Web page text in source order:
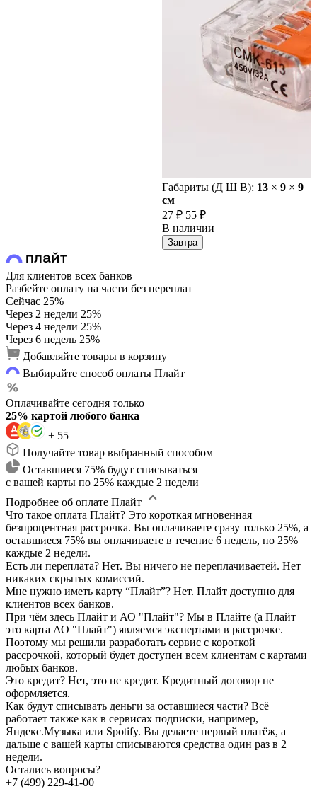
Габариты (Д Ш В): 13 × 9 × 9
cм
27 ₽ 55 ₽
В наличии
Завтра
Для клиентов всех банков
Разбейте оплату на части без переплат
Сейчас 25%
Через 2 недели 25%
Через 4 недели 25%
Через 6 недель 25%
Добавляйте товары в корзину
Выбирайте способ оплаты Плайт
Оплачивайте сегодня только
25% картой любого банка
+ 55
Получайте товар выбранный способом
Оставшиеся 75% будут списываться
с вашей карты по 25% каждые 2 недели
Подробнее об оплате Плайт
Что такое оплата Плайт? Это короткая мгновенная
безпроцентная рассрочка. Вы оплачиваете сразу только 25%, а
оставшиеся 75% вы оплачиваете в течение 6 недель, по 25%
каждые 2 недели.
Есть ли переплата? Нет. Вы ничего не переплачиваетей. Нет
никаких скрытых комиссий.
Мне нужно иметь карту “Плайт”? Нет. Плайт доступно для
клиентов всех банков.
При чём здесь Плайт и АО "Плайт"? Мы в Плайте (а Плайт
это карта АО "Плайт") являемся экспертами в рассрочке.
Поэтому мы решили разработать сервис с короткой
рассрочкой, который будет доступен всем клиентам с картами
любых банков.
Это кредит? Нет, это не кредит. Кредитный договор не
оформляется.
Как будут списывать деньги за оставшиеся части? Всё
работает также как в сервисах подписки, например,
Яндекс.Музыка или Spotify. Вы делаете первый платёж, а
дальше с вашей карты списываются средства один раз в 2
недели.
Остались вопросы?
+7 (499) 229-41-00